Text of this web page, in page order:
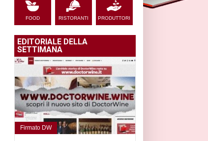
FOOD RISTORANTI PRODUTTORI
EDITORIALE DELLA
SETTIMANA
Firmato DW